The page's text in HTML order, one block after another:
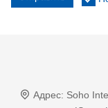
Адрес: Soho